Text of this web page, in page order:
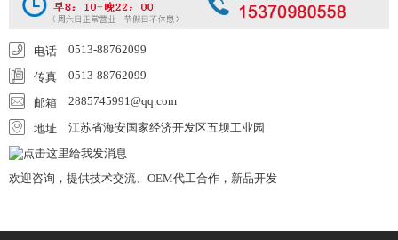
电话 0513-88762099
传真 0513-88762099
邮箱 2885745991@qq.com
地址 江苏省海安国家经济开发区五坝工业园
欢迎咨询，提供技术交流、OEM代工合作，新品开发